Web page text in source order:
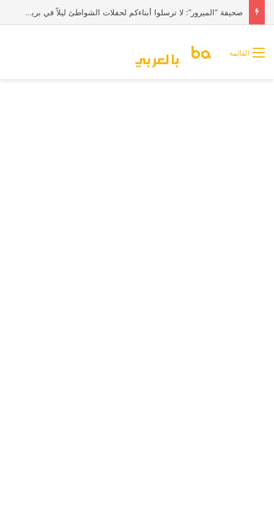
صحيفة “الميرور”: لا ترسلوا أبناءكم لحفلات الشواطئ ليلاً في بريطانيا
القائمة